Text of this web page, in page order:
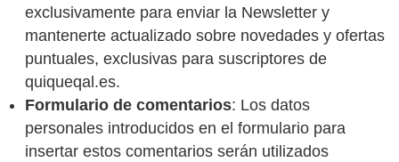
exclusivamente para enviar la Newsletter y
mantenerte actualizado sobre novedades y ofertas
puntuales, exclusivas para suscriptores de
quiqueqal.es.
Formulario de comentarios: Los datos
personales introducidos en el formulario para
insertar estos comentarios serán utilizados